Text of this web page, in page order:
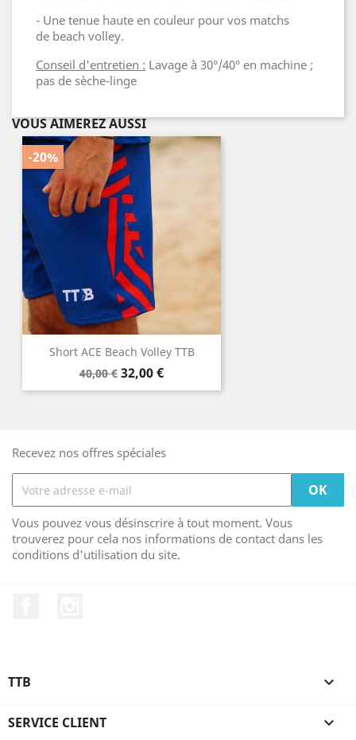
- Une tenue haute en couleur pour vos matchs
de beach volley.
Conseil d'entretien : Lavage à 30°/40° en machine ;
pas de sèche-linge
VOUS AIMEREZ AUSSI
Short ACE Beach Volley TTB
Prix
de
40,00 € Prix
32,00 €
-20%
Recevez nos offres spéciales
Vous pouvez vous désinscrire à tout moment. Vous
trouverez pour cela nos informations de contact dans les
conditions d'utilisation du site.
TTB 
SERVICE CLIENT 